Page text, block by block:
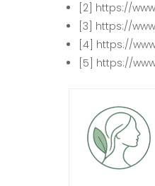
[2] https://
[3] https://
[4] https://
[5] https://